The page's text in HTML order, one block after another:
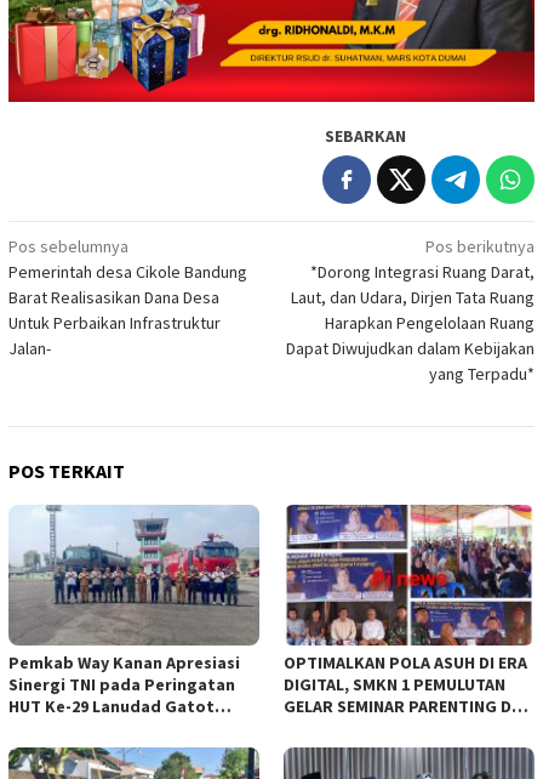
SEBARKAN
Navigasi
pos
Pos sebelumnya
Pemerintah desa Cikole Bandung
Barat Realisasikan Dana Desa
Untuk Perbaikan Infrastruktur
Jalan-
Pos berikutnya
*Dorong Integrasi Ruang Darat,
Laut, dan Udara, Dirjen Tata Ruang
Harapkan Pengelolaan Ruang
Dapat Diwujudkan dalam Kebijakan
yang Terpadu*
POS TERKAIT
Pemkab Way Kanan Apresiasi
Sinergi TNI pada Peringatan
HUT Ke-29 Lanudad Gatot
OPTIMALKAN POLA ASUH DI ERA
DIGITAL, SMKN 1 PEMULUTAN
GELAR SEMINAR PARENTING DAN